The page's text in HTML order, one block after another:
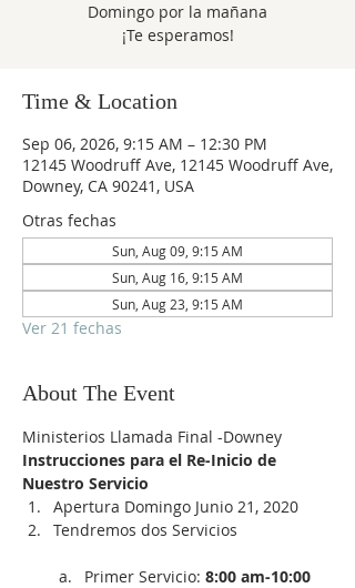
Domingo por la mañana
¡Te esperamos!
Time & Location
Sep 06, 2026, 9:15 AM – 12:30 PM
12145 Woodruff Ave, 12145 Woodruff Ave,
Downey, CA 90241, USA
Otras fechas
Sun, Aug 09, 9:15 AM
Sun, Aug 16, 9:15 AM
Sun, Aug 23, 9:15 AM
Ver 21 fechas
About The Event
Ministerios Llamada Final -Downey
Instrucciones para el Re-Inicio de
Nuestro Servicio
Apertura Domingo Junio 21, 2020
Tendremos dos Servicios
Primer Servicio: 8:00 am-10:00